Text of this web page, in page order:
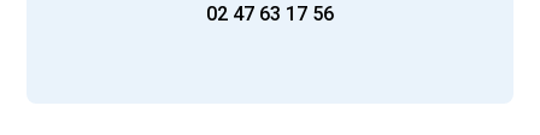
02 47 63 17 56